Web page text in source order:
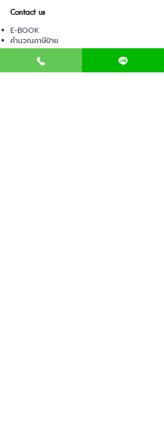
Contact us
E-BOOK
คำนวณภาษีป้าย
เอกสารขออนุญาต
ค่าออกแบบตกแต่งคลินิก
วางแผนธุรกิจคลินิก